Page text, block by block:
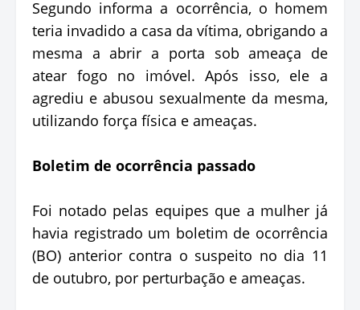
Segundo informa a ocorrência, o homem
teria invadido a casa da vítima, obrigando a
mesma a abrir a porta sob ameaça de
atear fogo no imóvel. Após isso, ele a
agrediu e abusou sexualmente da mesma,
utilizando força física e ameaças.
Boletim de ocorrência passado
Foi notado pelas equipes que a mulher já
havia registrado um boletim de ocorrência
(BO) anterior contra o suspeito no dia 11
de outubro, por perturbação e ameaças.